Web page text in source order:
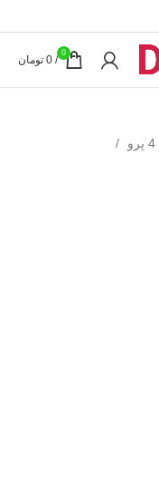
0
/
0 تومان